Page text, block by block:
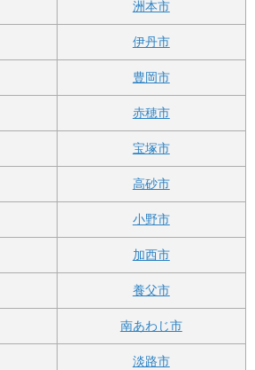
洲本市
伊丹市
豊岡市
赤穂市
宝塚市
高砂市
小野市
加西市
養父市
南あわじ市
淡路市